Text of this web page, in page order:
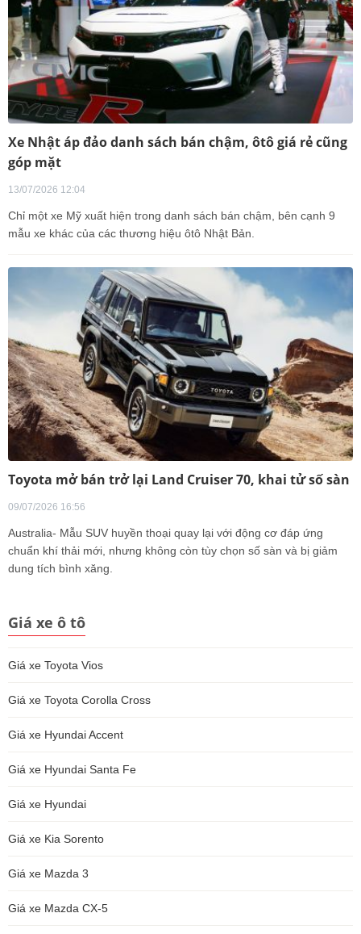
Xe Nhật áp đảo danh sách bán chậm, ôtô giá rẻ cũng
góp mặt
13/07/2026 12:04
Chỉ một xe Mỹ xuất hiện trong danh sách bán chậm, bên cạnh 9
mẫu xe khác của các thương hiệu ôtô Nhật Bản.
Toyota mở bán trở lại Land Cruiser 70, khai tử số sàn
09/07/2026 16:56
Australia- Mẫu SUV huyền thoại quay lại với động cơ đáp ứng
chuẩn khí thải mới, nhưng không còn tùy chọn số sàn và bị giảm
dung tích bình xăng.
Giá xe ô tô
Giá xe Toyota Vios
Giá xe Toyota Corolla Cross
Giá xe Hyundai Accent
Giá xe Hyundai Santa Fe
Giá xe Hyundai
Giá xe Kia Sorento
Giá xe Mazda 3
Giá xe Mazda CX-5